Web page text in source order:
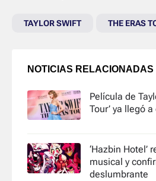
TAYLOR SWIFT THE ERAS
NOTICIAS RELACIONADAS
Película de
Tour’ ya llegó
‘Hazbin Hotel’
musical y
deslumbrante